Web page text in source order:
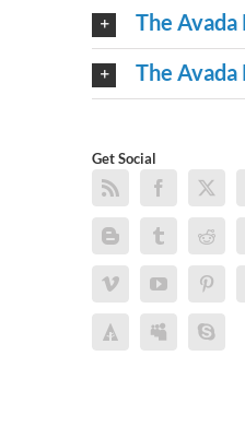
The
The Avada
Get Social